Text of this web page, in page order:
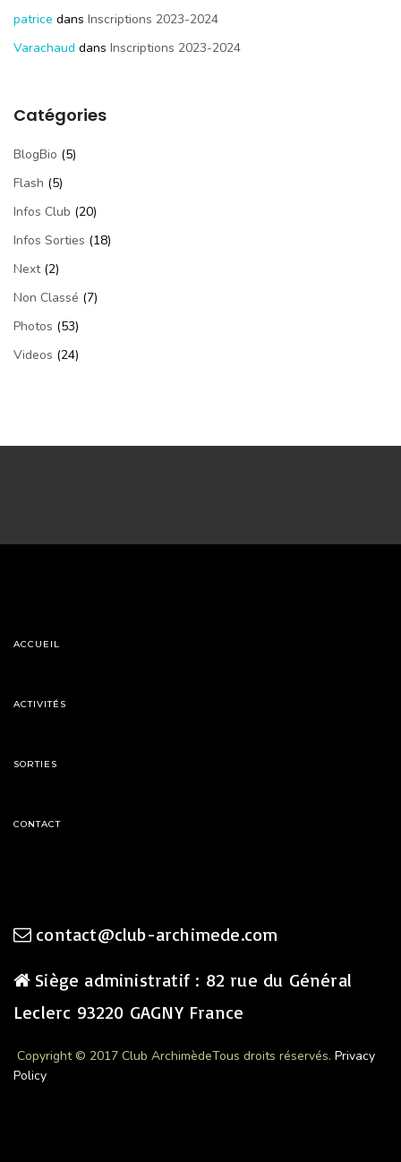
patrice dans Inscriptions 2023-2024
Varachaud dans Inscriptions 2023-2024
Catégories
BlogBio (5)
Flash (5)
Infos Club (20)
Infos Sorties (18)
Next(2)
Non Classé (7)
Photos (53)
Videos (24)
ACCUEIL
ACTIVITÉS
SORTIES
CONTACT
contact@club-archimede.com
Siège administratif : 82 rue du Général
Leclerc 93220 GAGNY France
Copyright © 2017 Club ArchimèdeTous droits réservés. Privacy
Policy